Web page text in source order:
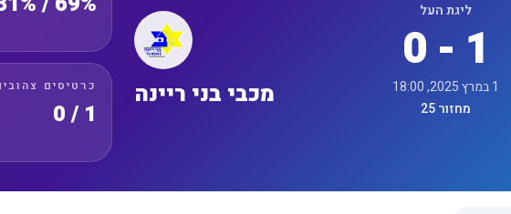
ליגת העל
0 - 1
1 במרץ 2025, 18:00
מחזור 25
מכבי בני ריינה כרטיסים
1 / 0